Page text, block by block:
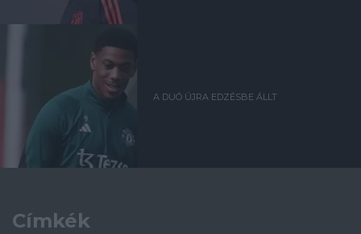
A DUÓ ÚJRA EDZÉSBE ÁLLT
Címkék